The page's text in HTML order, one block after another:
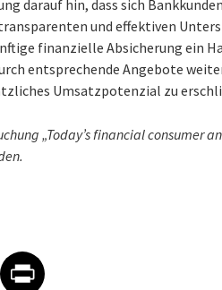
darauf hin, dass sich
und effektiven
finanzielle Absicherung ein
entsprechende Angebote
Umsatzpotenzial zu
„Today’s financial
Xon Facebook
article on Email
Email
Share article on